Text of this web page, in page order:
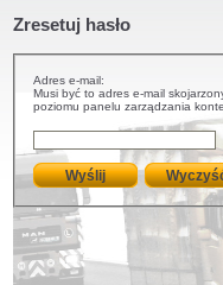
Zresetuj hasło
Adres e-mail:
Musi być to adres e-mail
poziomu panelu zarządzania